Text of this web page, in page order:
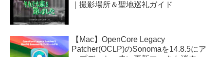
｜撮影場所＆聖地巡礼ガイド
【Mac】OpenCore Legacy
Patcher(OCLP)のSonomaを14.8.5にア